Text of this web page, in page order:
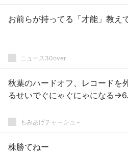
お前らが持ってる「才能」教え
ニュース30over
秋葉のハードオフ、レコードを
るせいでぐにゃぐにゃになる
もみあげチャ～シュ～
株勝てねー